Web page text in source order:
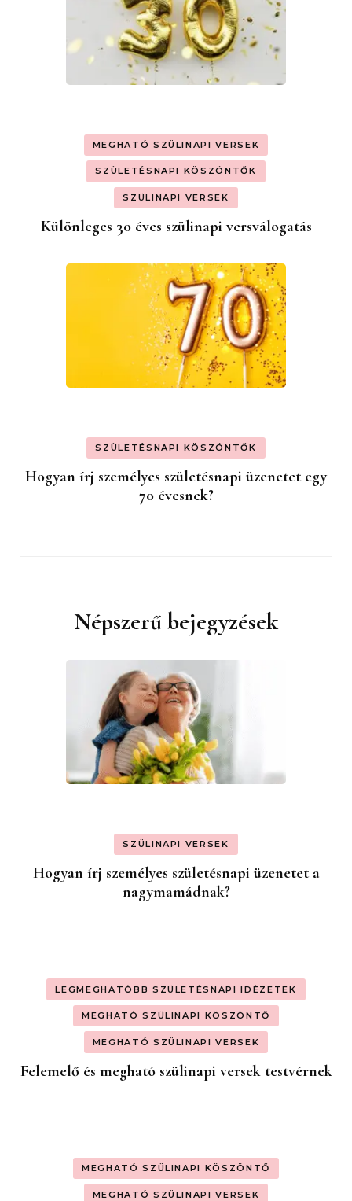
MEGHATÓ SZÜLINAPI VERSEK
SZÜLETÉSNAPI KÖSZÖNTŐK
SZÜLINAPI VERSEK
Különleges 30 éves szülinapi versválogatás
SZÜLETÉSNAPI KÖSZÖNTŐK
Hogyan írj személyes születésnapi üzenetet egy
70 évesnek?
Népszerű bejegyzések
SZÜLINAPI VERSEK
Hogyan írj személyes születésnapi üzenetet a
nagymamádnak?
LEGMEGHATÓBB SZÜLETÉSNAPI IDÉZETEK
MEGHATÓ SZÜLINAPI KÖSZÖNTŐ
MEGHATÓ SZÜLINAPI VERSEK
Felemelő és megható szülinapi versek testvérnek
MEGHATÓ SZÜLINAPI KÖSZÖNTŐ
MEGHATÓ SZÜLINAPI VERSEK